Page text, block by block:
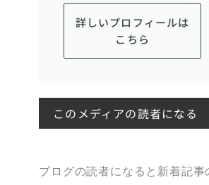
詳しいプロフィールは
こちら
このメディアの読者になる
ブログの読者になると新着記事